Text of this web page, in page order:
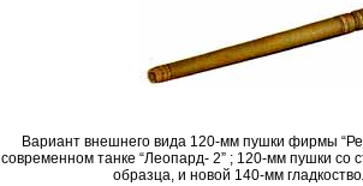
Вариант внешнего вида 120-мм пушки фирмы “
современном танке “Леопард- 2” ; 120-мм пушки со
образца, и новой 140-мм